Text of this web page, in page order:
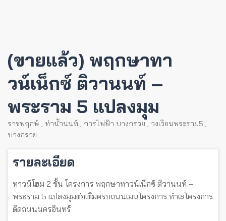
(ขายแล้ว) พฤกษาทา
วน์เน็กซ์ ติวานนท์ –
พระราม 5 แปลงมุม
ราชพฤกษ์ , ท่าน้ำนนท์ , การไฟฟ้า บางกรวย , วงเวียนพระราม5 ,
บางกรวย
รายละเอียด
ทาวน์โฮม 2 ชั้น โครงการ พฤกษาทาวน์เน็กซ์ ติวานนท์ –
พระราม 5 แปลงมุมต่อเติมครบถนนเมนโครงการ ทำเลโครงการ
ติดถนนนครอินทร์